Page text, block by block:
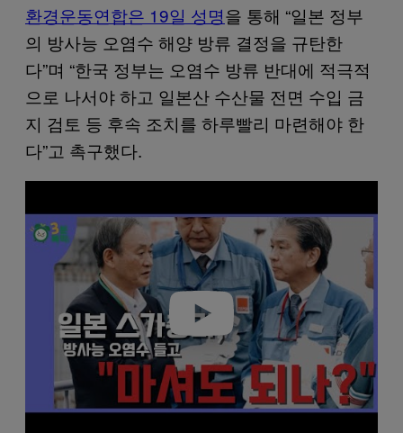
환경운동연합은 19일 성명을 통해 “일본 정부
의 방사능 오염수 해양 방류 결정을 규탄한
다”며 “한국 정부는 오염수 방류 반대에 적극적
으로 나서야 하고 일본산 수산물 전면 수입 금
지 검토 등 후속 조치를 하루빨리 마련해야 한
다”고 촉구했다.
a
y